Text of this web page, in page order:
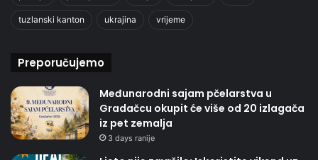
tuzlanski kanton ukrajina vrijeme
Preporučujemo
Međunarodni sajam pčelarstva u
Gradačcu okupit će više od 20 izlagača
iz pet zemalja
3 days ranije